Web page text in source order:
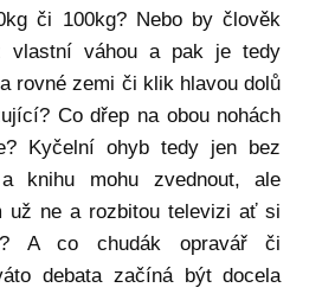
či 100kg? Nebo by člověk
váhou a pak je tedy
rovné zemi či klik hlavou dolů
Co dřep na obou nohách
Kyčelní ohyb tedy jen bez
knihu mohu zvednout, ale
už ne a rozbitou televizi ať si
A co chudák opravář či
debata začíná být docela